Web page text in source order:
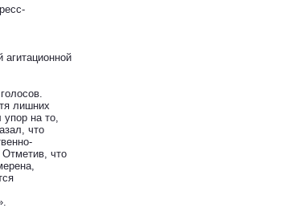
лишних
на то,
что
что